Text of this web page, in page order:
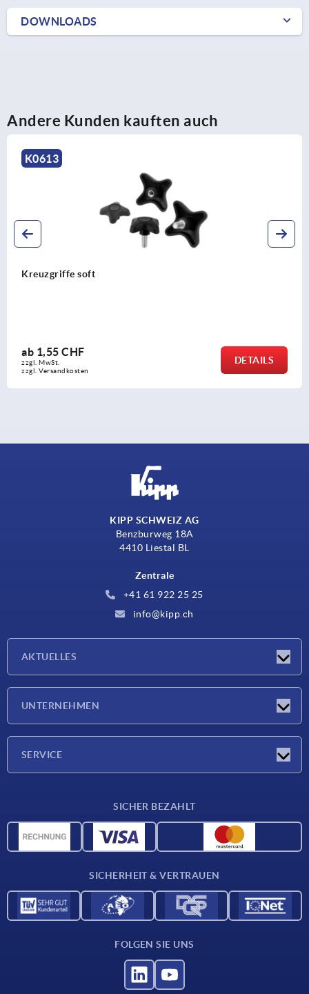
DOWNLOADS
Andere Kunden kauften auch
0,83 CHF
zzgl. MwSt.
zzgl. Versandkosten
KIPP SCHWEIZ AG
Benzburweg 18A
4410 Liestal BL
Zentrale
+41 61 922 25 25
info@kipp.ch
AKTUELLES
UNTERNEHMEN
SERVICE
CAD-Daten
SICHER BEZAHLT
SICHERHEIT & VERTRAUEN
FOLGEN SIE UNS